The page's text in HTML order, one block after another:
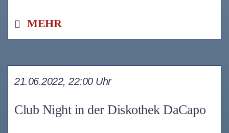
MEHR
Club Night in der Diskothek DaCapo
21.06.2022, 22:00 Uhr